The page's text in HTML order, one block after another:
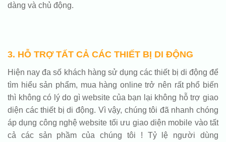
dàng và chủ động.
3. HỖ TRỢ TẤT CẢ CÁC THIẾT BỊ DI ĐỘNG
Hiện nay đa số khách hàng sử dụng các thiết bị di động để
tìm hiểu sản phẩm, mua hàng online trở nên rất phổ biến
thì không có lý do gì website của bạn lại không hỗ trợ giao
diện các thiết bị di động. Vì vậy, chúng tôi đã nhanh chóng
áp dụng công nghệ website tối ưu giao diện mobile vào tất
cả các sản phầm của chúng tôi ! Tỷ lệ người dùng